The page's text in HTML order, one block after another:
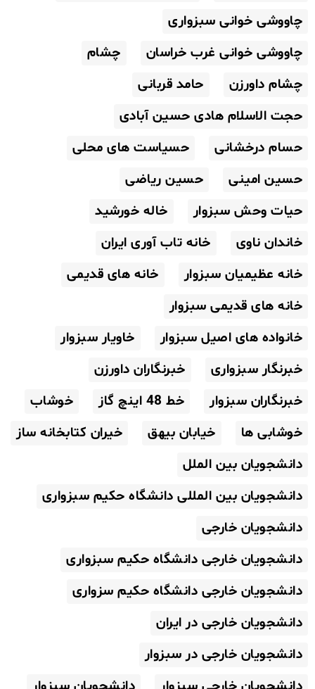
چاووشی خوانی سبزواری
چاووشی خوانی غرب خراسان
چشام
چشام داورزن
حامد قربانی
حجت الاسلام هادی حسین آبادی
حسام درخشانی
حسیاست های محلی
حسین امینی
حسین ریاضی
حیات وحش سبزوار
خاله خورشید
خاندان ناوی
خانه تاب آوری ایران
خانه عظیمیان سبزوار
خانه های قدیمی
خانه های قدیمی سبزوار
خانواده های اصیل سبزوار
خاویار سبزوار
خبرنگار سبزواری
خبرنگاران داورزن
خبرنگاران سبزوار
خط 48 اینچ گاز
خوشاب
خوشابی ها
خیابان بیهق
خیران کتابخانه ساز
دانشجویان بین الملل
دانشجویان بین المللی دانشگاه حکیم سبزواری
دانشجویان خارجی
دانشجویان خارجی دانشگاه حکیم سبزواری
دانشجویان خارجی دانشگاه حکیم سزواری
دانشجویان خارجی در ایران
دانشجویان خارجی در سبزوار